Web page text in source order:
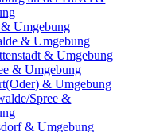
Umgebung
& Umgebung
& Umgebung
& Umgebung
& Umgebung
Spree &
& Umgebung